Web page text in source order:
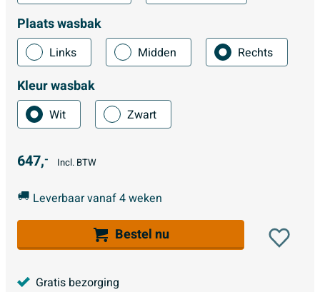
Plaats wasbak
Links Midden Rechts
Kleur wasbak
Wit Zwart
647,- Incl. BTW
Leverbaar vanaf 4 weken
Bestel nu
Gratis bezorging